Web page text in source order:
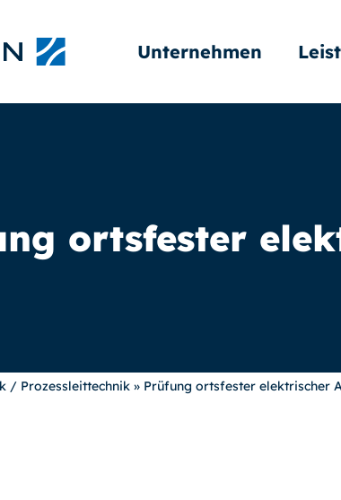
Unternehmen
ortsfester
/ Prozessleittechnik » Prüfung ortsfester elektrischer